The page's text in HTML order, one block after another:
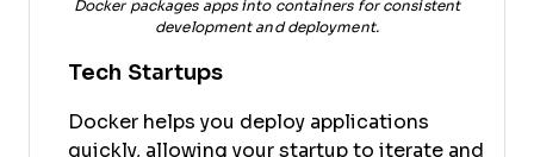
Docker packages apps into containers for consistent
development and deployment.
Tech Startups
Docker helps you deploy applications
quickly, allowing your startup to iterate and